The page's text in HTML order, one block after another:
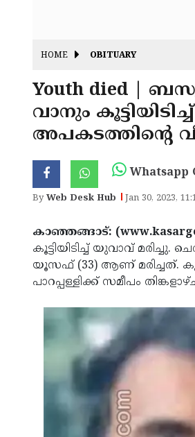
HOME OBITUARY
Youth died |
വാനും
അപകടത്തിൻ്റെ
Whatsapp
ByWeb Desk Hub Jan 30, 2023,
കാഞ്ഞങ്ങാട്:
കൂട്ടിയിടിച്ച് യുവാവ്
യൂസഫ് (33) ആണ് മരിച്ചത്.
പാറപ്പള്ളിക്ക് സമീപം